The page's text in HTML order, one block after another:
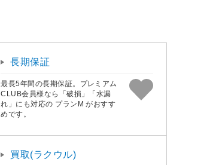
長期保証
最長5年間の長期保証。プレミアム
CLUB会員様なら「破損」「水漏
れ」にも対応の プランM がおすす
めです。
買取(ラクウル)